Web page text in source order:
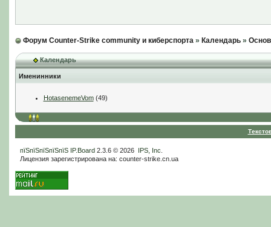
Форум Counter-Strike community и киберспорта» Календарь»
Календарь
Именинники
HotasenemeVom(49)
пїЅпїЅпїЅпїЅпїЅ IP.Board2.3.6 © 2026 IPS, Inc
Лицензия зарегистрирована на: counter-strike.cn.ua